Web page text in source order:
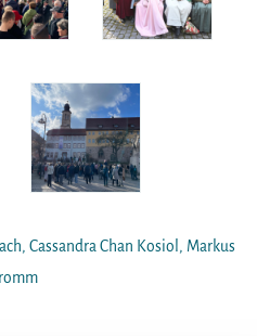
Cassandra Chan Kosiol, Markus